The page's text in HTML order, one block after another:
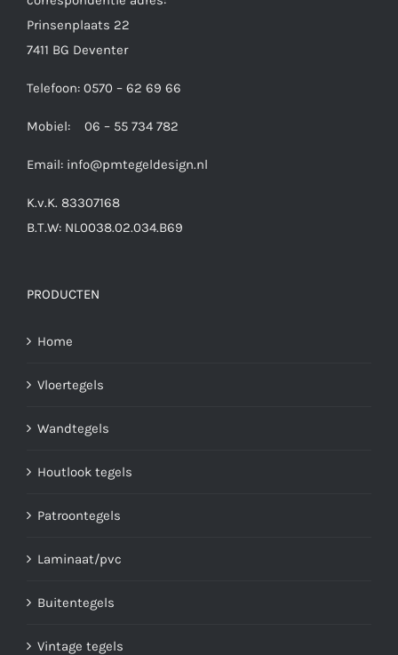
Prinsenplaats 22
7411 BG Deventer
Telefoon: 0570 – 62 69 66
Mobiel: 06 – 55 734 782
Email: info@pmtegeldesign.nl
K.v.K. 83307168
B.T.W: NL0038.02.034.B69
PRODUCTEN
Home
Vloertegels
Wandtegels
Houtlook tegels
Patroontegels
Laminaat/pvc
Buitentegels
Vintage tegels